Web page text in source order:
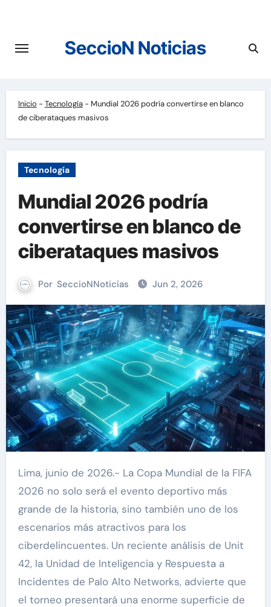
contenido
SeccioN Noticias
Inicio - Tecnología- Mundial 2026 podría convertirse en blanco
de ciberataques masivos
Tecnología
Mundial 2026 podría
convertirse en blanco de
ciberataques masivos
Por SeccioNNoticias Jun 2, 2026
Lima, junio de 2026.- La Copa Mundial de la FIFA
2026 no solo será el evento deportivo más
grande de la historia, sino también uno de los
escenarios más atractivos para los
ciberdelincuentes. Un reciente análisis de Unit
42, la Unidad de Inteligencia y Respuesta a
Incidentes de Palo Alto Networks, advierte que
el torneo presentará una enorme superficie de